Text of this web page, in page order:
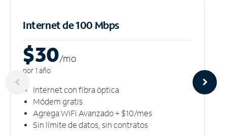
Internet de 100 Mbps
$30/mo
por 1 año
Internet con fibra óptica
Módem gratis
Agrega WiFi Avanzado + $10/mes
Sin límite de datos, sin contratos